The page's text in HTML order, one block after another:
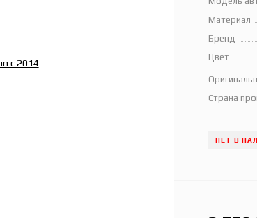
Материал
Бренд
Цвет
Страна
НЕТ В